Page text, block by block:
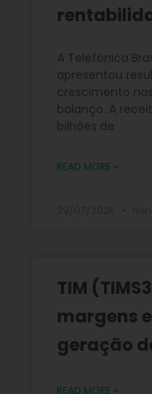
A Telefônica
apresentou
crescimento
balanço. A
bilhões de
READ MORE »
TIM
margens
geração
READ MORE »